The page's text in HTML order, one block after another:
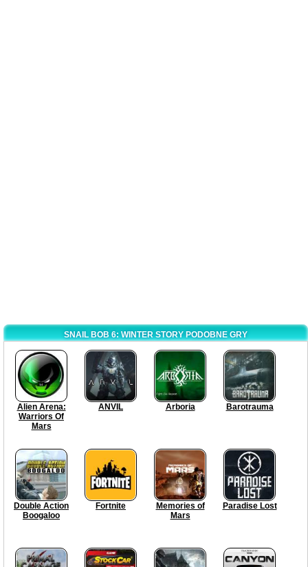
SNAIL BOB 6: WINTER STORY PODOBNE GRY
Alien Arena:
Warriors Of
Mars
ANVIL Arboria Barotrauma
Double Action
Boogaloo
Fortnite
Memories of
Mars
Paradise Lost